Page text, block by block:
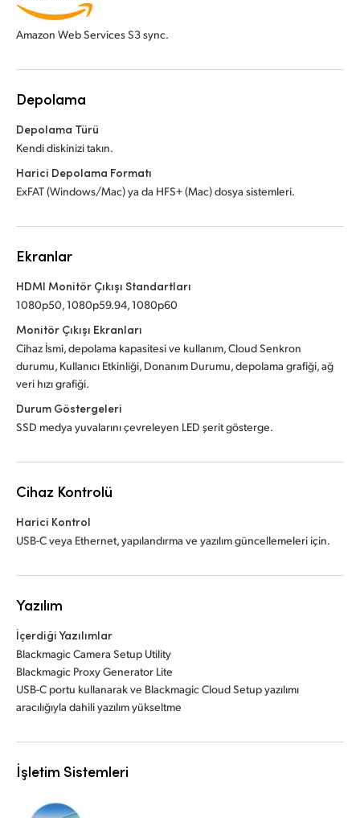
Amazon Web Services S3 sync.
Depolama
Depolama Türü
Kendi diskinizi takın.
Harici Depolama Formatı
ExFAT (Windows/Mac) ya da HFS+ (Mac) dosya sistemleri.
Ekranlar
HDMI Monitör Çıkışı Standartları
1080p50, 1080p59.94, 1080p60
Monitör Çıkışı Ekranları
Cihaz İsmi, depolama kapasitesi ve kullanım, Cloud Senkron
durumu, Kullanıcı Etkinliği, Donanım Durumu, depolama grafiği, ağ
veri hızı grafiği.
Durum Göstergeleri
SSD medya yuvalarını çevreleyen LED şerit gösterge.
Cihaz Kontrolü
Harici Kontrol
USB-C veya Ethernet, yapılandırma ve yazılım güncellemeleri için.
Yazılım
İçerdiği Yazılımlar
Blackmagic Camera Setup Utility
Blackmagic Proxy Generator Lite
USB-C portu kullanarak ve Blackmagic Cloud Setup yazılımı
aracılığıyla dahili yazılım yükseltme
İşletim Sistemleri